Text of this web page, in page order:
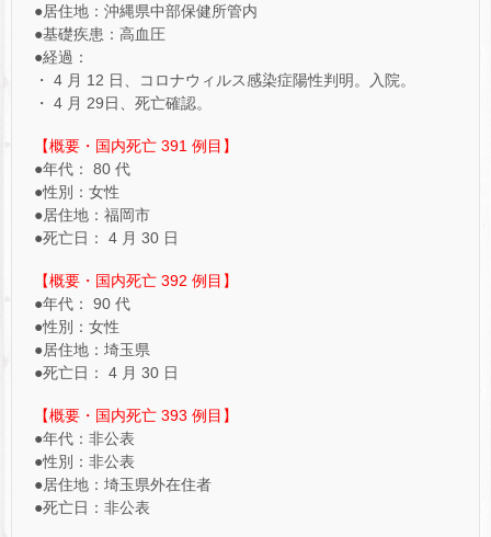
●居住地：沖縄県中部保健所管内
●基礎疾患：高血圧
●経過：
・ 4 月 12 日、コロナウィルス感染症陽性判明。入院。
・ 4 月 29日、死亡確認。
【概要・国内死亡 391 例目】
●年代： 80 代
●性別：女性
●居住地：福岡市
●死亡日： 4 月 30 日
【概要・国内死亡 392 例目】
●年代： 90 代
●性別：女性
●居住地：埼玉県
●死亡日： 4 月 30 日
【概要・国内死亡 393 例目】
●年代：非公表
●性別：非公表
●居住地：埼玉県外在住者
●死亡日：非公表